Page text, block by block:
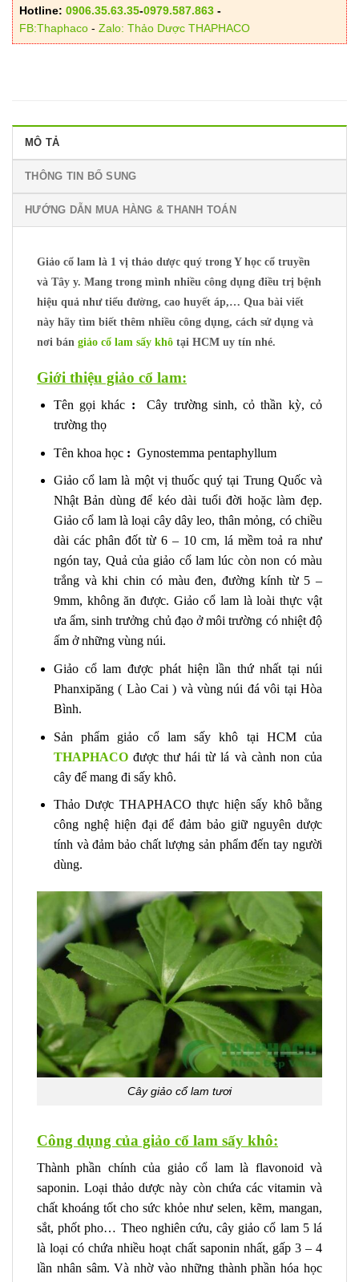
Hotline: 0906.35.63.35-0979.587.863 -
FB:Thaphaco - Zalo: Thảo Dược THAPHACO
MÔ TẢ
THÔNG TIN BỔ SUNG
HƯỚNG DẪN MUA HÀNG & THANH TOÁN
Giảo cổ lam là 1 vị thảo dược quý trong Y học cổ truyền
và Tây y. Mang trong mình nhiều công dụng điều trị bệnh
hiệu quả như tiểu đường, cao huyết áp,… Qua bài viết
này hãy tìm biết thêm nhiều công dụng, cách sử dụng và
nơi bán giảo cổ lam sấy khô tại HCM uy tín nhé.
Giới thiệu giảo cổ lam:
Tên gọi khác :
Cây trường sinh, cỏ thần kỳ, cỏ
trường thọ
Tên khoa học : Gynostemma pentaphyllum
Giảo cổ lam là một vị thuốc quý tại Trung Quốc và
Nhật Bản dùng để kéo dài tuổi đời hoặc làm đẹp.
Giảo cổ lam là loại cây dây leo, thân mỏng, có chiều
dài các phân đốt từ 6 – 10 cm, lá mềm toả ra như
ngón tay, Quả của giảo cổ lam lúc còn non có màu
trắng và khi chin có màu đen, đường kính từ 5 –
9mm, không ăn được. Giảo cổ lam là loài thực vật
ưa ẩm, sinh trưởng chủ đạo ở môi trường có nhiệt độ
ấm ở những vùng núi.
Giảo cổ lam được phát hiện lần thứ nhất tại núi
Phanxipăng ( Lào Cai ) và vùng núi đá vôi tại Hòa
Bình.
Sản phẩm giảo cổ lam sấy khô tại HCM của
THAPHACOđược thư hái từ lá và cành non của
cây để mang đi sấy khô.
Thảo Dược THAPHACO thực hiện sấy khô bằng
công nghệ hiện đại để đảm bảo giữ nguyên dược
tính và đảm bảo chất lượng sản phẩm đến tay người
dùng.
Cây giảo cổ lam tươi
Công dụng của giảo cổ lam sấy khô:
Thành phần chính của giảo cổ lam là flavonoid và
saponin. Loại thảo dược này còn chứa các vitamin và
chất khoáng tốt cho sức khỏe như selen, kẽm, mangan,
sắt, phốt pho… Theo nghiên cứu, cây giảo cổ lam 5 lá
là loại có chứa nhiều hoạt chất saponin nhất, gấp 3 – 4
lần nhân sâm. Và nhờ vào những thành phần hóa học